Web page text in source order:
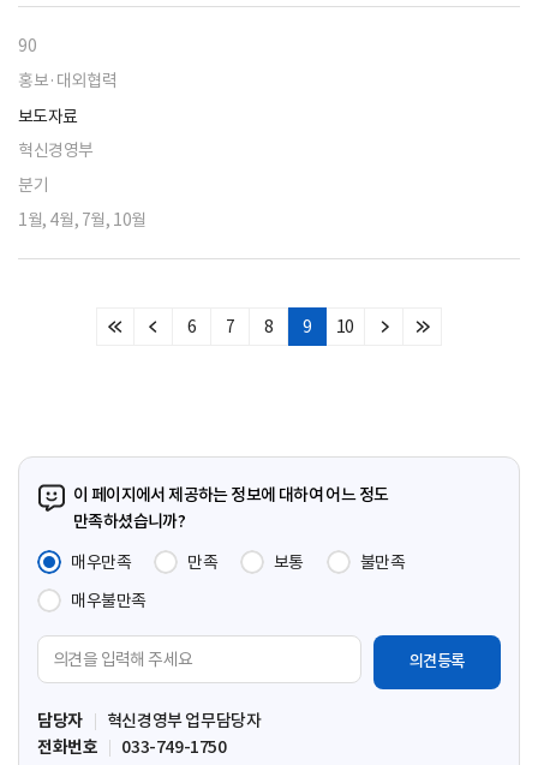
90
홍보·대외협력
보도자료
혁신경영부
분기
1월, 4월, 7월, 10월
처
이
6 7 8 9 10
다
마
이 페이지에서 제공하는 정보에 대하여 어느 정도
만족하셨습니까?
매우만족
만족 보통
불만족
매우불만족
견
입
력
담당자
혁신경영부 업무담당자
전화번호
033-749-1750